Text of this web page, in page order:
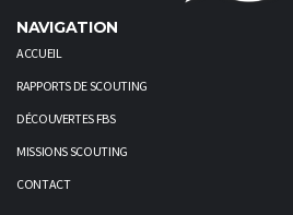
NAVIGATION
ACCUEIL
RAPPORTS DE SCOUTING
DÉCOUVERTES FBS
MISSIONS SCOUTING
CONTACT